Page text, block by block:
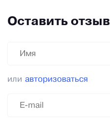
Оставить отзыв
или авторизоваться